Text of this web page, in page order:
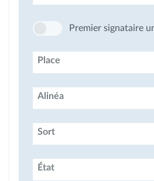
Premier signataire
Place
Alinéa
Sort
État